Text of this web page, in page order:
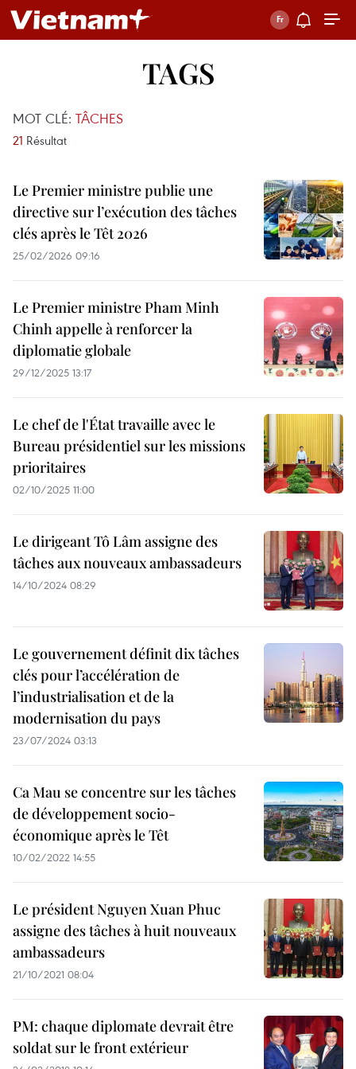
TAGS
MOT CLÉ: TÂCHES
21 Résultat
Le Premier ministre publie une
directive sur l’exécution des tâches
clés après le Têt 2026
25/02/2026 09:16
Le Premier ministre Pham Minh
Chinh appelle à renforcer la
diplomatie globale
29/12/2025 13:17
Le chef de l'État travaille avec le
Bureau présidentiel sur les missions
prioritaires
02/10/2025 11:00
Le dirigeant Tô Lâm assigne des
tâches aux nouveaux ambassadeurs
14/10/2024 08:29
Le gouvernement définit dix tâches
clés pour l’accélération de
l’industrialisation et de la
modernisation du pays
23/07/2024 03:13
Ca Mau se concentre sur les tâches
de développement socio-
économique après le Têt
10/02/2022 14:55
Le président Nguyen Xuan Phuc
assigne des tâches à huit nouveaux
ambassadeurs
21/10/2021 08:04
PM: chaque diplomate devrait être
soldat sur le front extérieur